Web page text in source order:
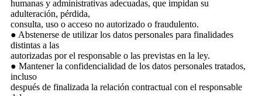
humanas y administrativas adecuadas, que impidan su
adulteración, pérdida,
consulta, uso o acceso no autorizado o fraudulento.
● Abstenerse de utilizar los datos personales para finalidades
distintas a las
autorizadas por el responsable o las previstas en la ley.
● Mantener la confidencialidad de los datos personales tratados,
incluso
después de finalizada la relación contractual con el responsable